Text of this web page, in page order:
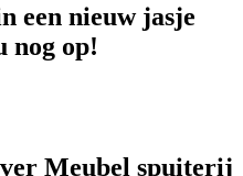
een nieuw jasje
nog op!
Meubel spuiterij